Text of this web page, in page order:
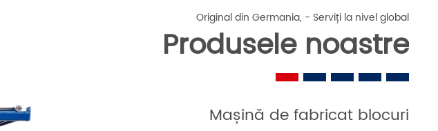
Original din Germania, - Serviți la nivel global
Produsele noastre
Mașină de fabricat blocuri